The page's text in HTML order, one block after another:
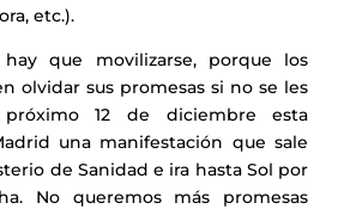
etc.).
hay que movilizarse, porque los
olvidar sus promesas si no se les
próximo 12 de diciembre esta
una manifestación que sale
de Sanidad e ira hasta Sol por
No queremos más promesas